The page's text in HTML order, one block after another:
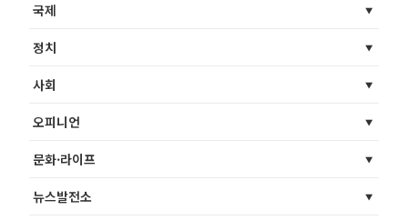
국제
정치
사회
오피니언
문화·라이프
뉴스발전소